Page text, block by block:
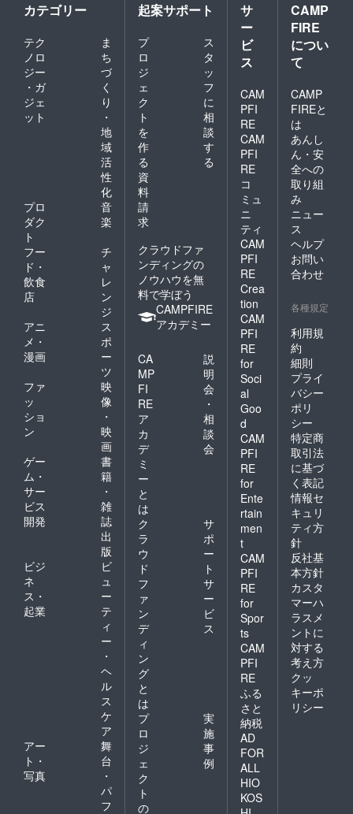
カテゴリー
テク
ノロ
ジー
・ガ
ジェ
ット
ま
ち
づ
く
り
・
地
域
活
性
化
プロ
ダク
ト
音
楽
フー
ド・
飲食
店
チ
ャ
レ
ン
ジ
アニ
メ・
漫画
ス
ポ
ー
ツ
ファ
ッ
ショ
ン
映
像
・
映
画
ゲー
ム・
サー
ビス
開発
書
籍
・
雑
誌
出
版
ビジ
ネ
ス・
起業
ビ
ュ
ー
テ
ィ
ー
・
ヘ
ル
ス
ケ
ア
アー
ト・
写真
舞
台
・
パ
フ
起案サポート
プ
ロ
ジ
ェ
ク
ト
を
作
る
ス
タ
ッ
フ
に
相
談
す
る
資
料
請
求
クラウドファ
ンディングの
ノウハウを無
料で学ぼう
CAMPFIRE
アカデミー
CA
MP
FI
RE
ア
カ
デ
ミ
ー
と
は
説
明
会
・
相
談
会
ク
ラ
ウ
ド
フ
ァ
ン
デ
ィ
ン
グ
と
は
サ
ポ
ー
ト
サ
ー
ビ
ス
プ
ロ
ジ
ェ
ク
ト
の
実
施
事
例
サ
ー
ビ
ス
CAM
PFI
RE
CAM
PFI
RE
コ
ミュ
ニ
ティ
CAM
PFI
RE
Crea
tion
CAM
PFI
RE
for
Soci
al
Goo
d
CAM
PFI
RE
for
Ente
rtain
men
t
CAM
PFI
RE
for
Spor
ts
CAM
PFI
RE
ふる
さと
納税
AD
FOR
ALL
HIO
KOS
CAMP
FIRE
につい
て
CAMP
FIREと
は
あんし
ん・安
全への
取り組
み
ニュー
ス
ヘルプ
お問い
合わせ
各種規定
利用規
約
細則
プライ
バシー
ポリ
シー
特定商
取引法
に基づ
く表記
情報セ
キュリ
ティ方
針
反社基
本方針
カスタ
マーハ
ラスメ
ントに
対する
考え方
クッ
キーポ
リシー